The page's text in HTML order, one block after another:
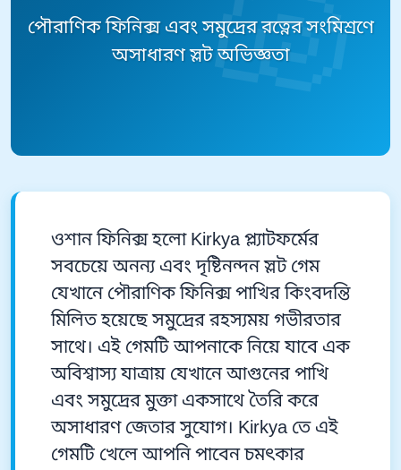
পৌরাণিক ফিনিক্স এবং সমুদ্রের রত্নের সংমিশ্রণে
অসাধারণ স্লট অভিজ্ঞতা
ওশান ফিনিক্স হলো Kirkya প্ল্যাটফর্মের
সবচেয়ে অনন্য এবং দৃষ্টিনন্দন স্লট গেম
যেখানে পৌরাণিক ফিনিক্স পাখির কিংবদন্তি
মিলিত হয়েছে সমুদ্রের রহস্যময় গভীরতার
সাথে। এই গেমটি আপনাকে নিয়ে যাবে এক
অবিশ্বাস্য যাত্রায় যেখানে আগুনের পাখি
এবং সমুদ্রের মুক্তা একসাথে তৈরি করে
অসাধারণ জেতার সুযোগ। Kirkya তে এই
গেমটি খেলে আপনি পাবেন চমৎকার